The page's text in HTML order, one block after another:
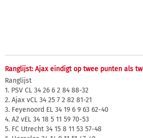
Ranglijst: Ajax eindigt op twee punten als
Ranglijst
1. PSV CL 34 26 6 2 84 88-32
2. Ajax vCL 34 25 7 2 82 81-21
3. Feyenoord EL 34 19 6 9 63 62-40
4. AZ vEL 34 18 5 11 59 70-53
5. FC Utrecht 34 15 8 11 53 57-48